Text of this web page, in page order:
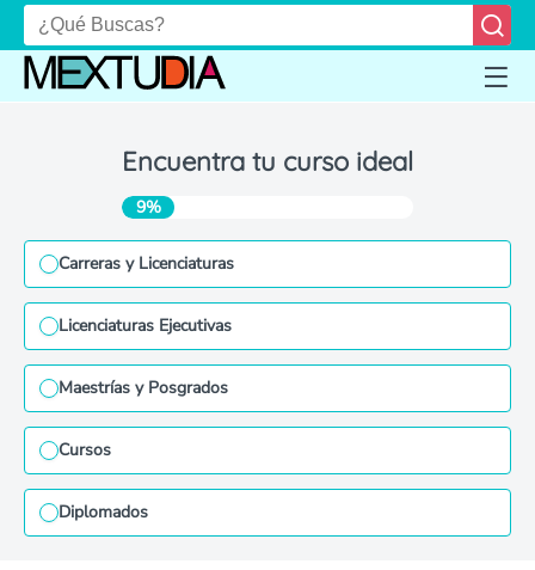
Encuentra tu curso ideal
9%
Carreras y Licenciaturas
Licenciaturas Ejecutivas
Maestrías y Posgrados
Cursos
Diplomados